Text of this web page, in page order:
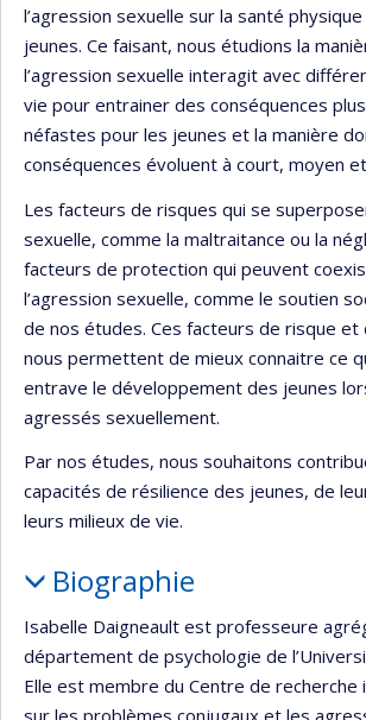
l’agression sexuelle sur la santé
jeunes. Ce faisant, nous étudions la
l’agression sexuelle interagit avec
vie pour entrainer des conséquences
néfastes pour les jeunes et la manière
conséquences évoluent à court, moyen
Les facteurs de risques qui se
sexuelle, comme la maltraitance ou la
facteurs de protection qui peuvent
l’agression sexuelle, comme le soutien
de nos études. Ces facteurs de risque
nous permettent de mieux connaitre ce
entrave le développement des jeunes
agressés sexuellement.
Par nos études, nous souhaitons
capacités de résilience des jeunes, de
leurs milieux de vie.
Biographie
Isabelle Daigneault est professeure
département de psychologie de
Elle est membre du Centre de recherche
sur les problèmes conjugaux et les